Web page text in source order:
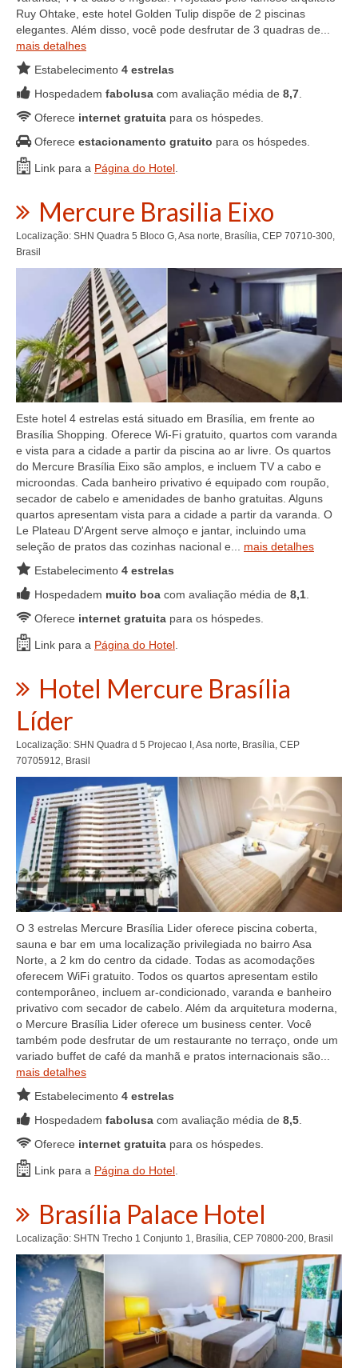
Ruy Ohtake, este hotel Golden Tulip dispõe de 2 piscinas
elegantes. Além disso, você pode desfrutar de 3 quadras de...
mais detalhes
Estabelecimento 4 estrelas
Hospedadem fabolusa com avaliação média de 8,7
Oferece internet gratuita para os hóspedes.
Oferece estacionamento gratuito para os hóspedes.
Link para a Página do Hotel
Mercure Brasilia Eixo
Localização: SHN Quadra 5 Bloco G, Asa norte, Brasília, CEP 70710-300,
Brasil
Este hotel 4 estrelas está situado em Brasília, em frente ao
Brasília Shopping. Oferece Wi-Fi gratuito, quartos com varanda
e vista para a cidade a partir da piscina ao ar livre. Os quartos
do Mercure Brasília Eixo são amplos, e incluem TV a cabo e
microondas. Cada banheiro privativo é equipado com roupão,
secador de cabelo e amenidades de banho gratuitas. Alguns
quartos apresentam vista para a cidade a partir da varanda. O
Le Plateau D'Argent serve almoço e jantar, incluindo uma
seleção de pratos das cozinhas nacional e... mais detalhes
Estabelecimento 4 estrelas
Hospedadem muito boa com avaliação média de 8,1.
Oferece internet gratuita para os hóspedes.
Link para a Página do Hotel.
Hotel Mercure Brasília
Líder
Localização: SHN Quadra d 5 Projecao I, Asa norte, Brasília, CEP
70705912, Brasil
O 3 estrelas Mercure Brasília Lider oferece piscina coberta,
sauna e bar em uma localização privilegiada no bairro Asa
Norte, a 2 km do centro da cidade. Todas as acomodações
oferecem WiFi gratuito. Todos os quartos apresentam estilo
contemporâneo, incluem ar-condicionado, varanda e banheiro
privativo com secador de cabelo. Além da arquitetura moderna,
o Mercure Brasília Lider oferece um business center. Você
também pode desfrutar de um restaurante no terraço, onde um
variado buffet de café da manhã e pratos internacionais são...
mais detalhes
Estabelecimento 4 estrelas
Hospedadem fabolusa com avaliação média de 8,5
Oferece internet gratuita para os hóspedes.
Link para a Página do Hotel
Brasília Palace Hotel
Localização: SHTN Trecho 1 Conjunto 1, Brasília, CEP 70800-200, Brasil